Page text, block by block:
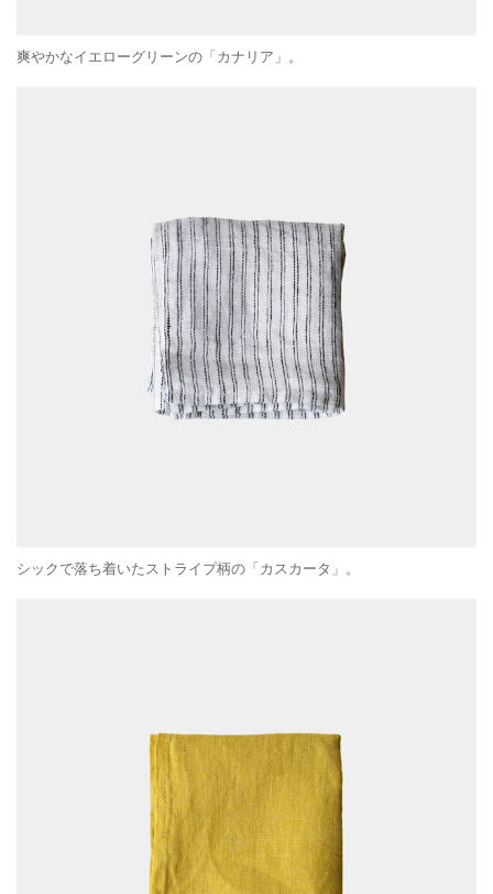
爽やかなイエローグリーンの「カナリア」。
シックで落ち着いたストライプ柄の「カスカータ」。